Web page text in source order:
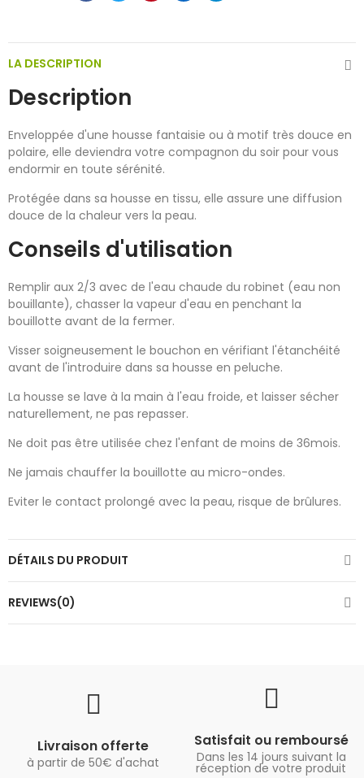
LA DESCRIPTION
Description
Enveloppée d'une housse fantaisie ou à motif très douce en
polaire, elle deviendra votre compagnon du soir pour vous
endormir en toute sérénité.
Protégée dans sa housse en tissu, elle assure une diffusion
douce de la chaleur vers la peau.
Conseils d'utilisation
Remplir aux 2/3 avec de l'eau chaude du robinet (eau non
bouillante), chasser la vapeur d'eau en penchant la
bouillotte avant de la fermer.
Visser soigneusement le bouchon en vérifiant l'étanchéité
avant de l'introduire dans sa housse en peluche.
La housse se lave à la main à l'eau froide, et laisser sécher
naturellement, ne pas repasser.
Ne doit pas être utilisée chez l'enfant de moins de 36mois.
Ne jamais chauffer la bouillotte au micro-ondes.
Eviter le contact prolongé avec la peau, risque de brûlures.
DÉTAILS DU PRODUIT
REVIEWS(0)
Livraison offerte
à partir de 50€ d'achat
Satisfait ou remboursé
Dans les 14 jours suivant la
réception de votre produit